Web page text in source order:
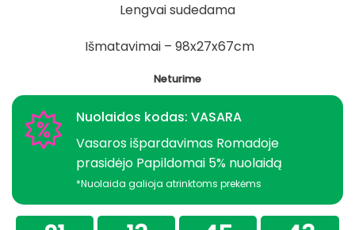
Lengvai sudedama
Išmatavimai – 98x27x67cm
Neturime
Nuolaidos kodas: VASARA
Vasaros išpardavimas Romadoje
prasidėjo Papildomai 5% nuolaidą
*Nuolaida galioja atrinktoms prekėms